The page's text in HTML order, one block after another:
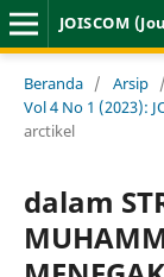
JOISCOM
Beranda / Arsip /
Vol 4 No 1 (2023):
arctikel
dalam